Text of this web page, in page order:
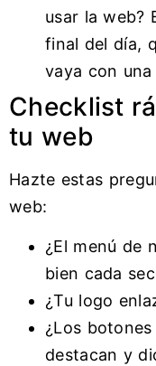
usar la web?
final del día,
vaya con una
Checklist
tu web
Hazte estas
web:
¿El menú de
bien cada
¿Tu logo
¿Los
destacan y